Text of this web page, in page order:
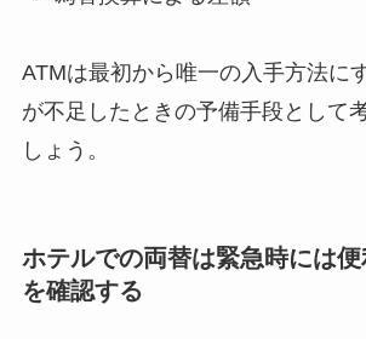
ATMは最初から唯一の入手方法に
が不足したときの予備手段として
しょう。
ホテルでの両替は緊急時には便
を確認する